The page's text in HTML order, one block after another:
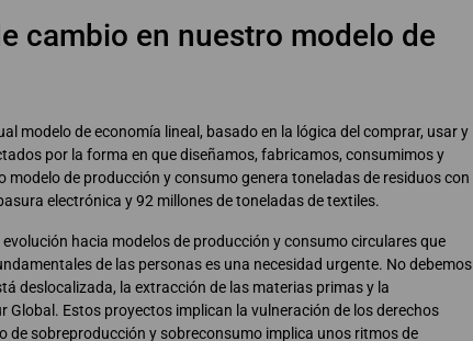
cambio en nuestro modelo de
modelo de economía lineal, basado en la lógica del comprar, usar y
por la forma en que diseñamos, fabricamos, consumimos y
de producción y consumo genera toneladas de residuos con
electrónica y 92 millones de toneladas de textiles.
hacia modelos de producción y consumo circulares que
de las personas es una necesidad urgente. No debemos
deslocalizada, la extracción de las materias primas y la
Estos proyectos implican la vulneración de los derechos
de sobreproducción y sobreconsumo implica unos ritmos de